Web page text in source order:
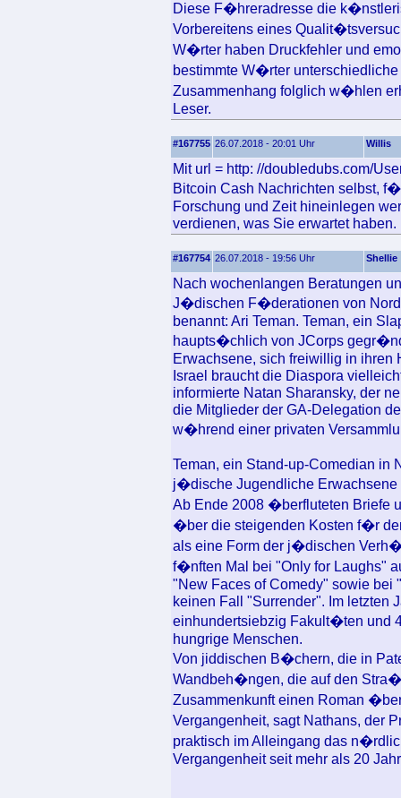
Diese F�hreradresse die
Vorbereitens eines
W�rter haben Druckfehler und
bestimmte W�rter
Zusammenhang folglich w�hlen
Leser.
#167755 26.07.2018 - 20:01 Uhr Willis
Mit url = http: //doubledubs.com/
Bitcoin Cash Nachrichten selbst,
Forschung und Zeit hineinlegen
verdienen, was Sie erwartet haben.
#167754 26.07.2018 - 19:56 Uhr Shellie
Nach wochenlangen Beratungen
J�dischen F�derationen von
benannt: Ari Teman. Teman, ein
haupts�chlich von JCorps
Erwachsene, sich freiwillig in ihren
Israel braucht die Diaspora
informierte Natan Sharansky, der
die Mitglieder der GA-Delegation
w�hrend einer privaten
Teman, ein Stand-up-Comedian in
j�dische Jugendliche
Ab Ende 2008 �berfluteten Briefe
�ber die steigenden Kosten f�r
als eine Form der j�dischen
f�nften Mal bei "Only for Laughs"
"New Faces of Comedy" sowie bei
keinen Fall "Surrender". Im letzten
einhundertsiebzig Fakult�ten und
hungrige Menschen.
Von jiddischen B�chern, die in
Wandbeh�ngen, die auf den
Zusammenkunft einen Roman
Vergangenheit, sagt Nathans, der
praktisch im Alleingang das
Vergangenheit seit mehr als 20